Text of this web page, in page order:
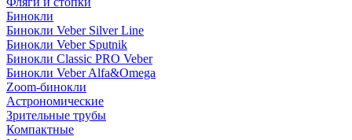
Бинокли
Бинокли Veber Silver Line
Бинокли Veber Sputnik
Бинокли Classic PRO Veber
Бинокли Veber Alfa&Omega
Zoom-бинокли
Астрономические
Зрительные трубы
Компактные